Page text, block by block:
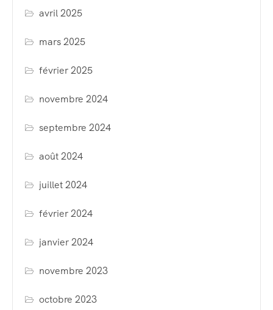
avril 2025
mars 2025
février 2025
novembre 2024
septembre 2024
août 2024
juillet 2024
février 2024
janvier 2024
novembre 2023
octobre 2023